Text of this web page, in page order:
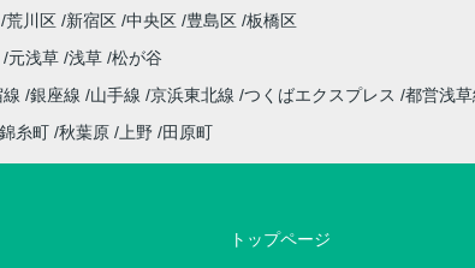
荒川区 新宿区 中央区 豊島区 板橋区
元浅草 浅草 松が谷
銀座線 山手線 京浜東北線 つくばエクスプレス
都営浅
錦糸町 秋葉原 上野 田原町
トップページ